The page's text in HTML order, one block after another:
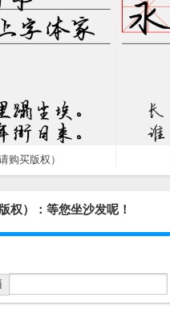
购买版权）
权）：等您坐沙发呢！